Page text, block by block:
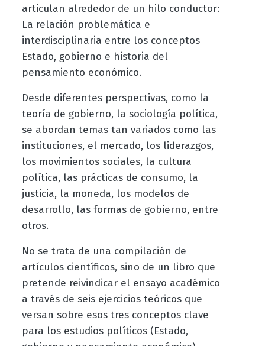
articulan alrededor de un hilo conductor:
La relación problemática e
interdisciplinaria entre los conceptos
Estado, gobierno e historia del
pensamiento económico.
Desde diferentes perspectivas, como la
teoría de gobierno, la sociología política,
se abordan temas tan variados como las
instituciones, el mercado, los liderazgos,
los movimientos sociales, la cultura
política, las prácticas de consumo, la
justicia, la moneda, los modelos de
desarrollo, las formas de gobierno, entre
otros.
No se trata de una compilación de
artículos científicos, sino de un libro que
pretende reivindicar el ensayo académico
a través de seis ejercicios teóricos que
versan sobre esos tres conceptos clave
para los estudios políticos (Estado,